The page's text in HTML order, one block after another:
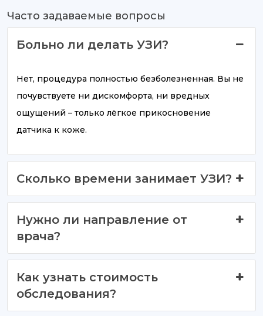
Часто задаваемые вопросы
Больно ли делать УЗИ?
Нет, процедура полностью безболезненная. Вы не
почувствуете ни дискомфорта, ни вредных
ощущений – только лёгкое прикосновение
датчика к коже.
Сколько времени занимает УЗИ?
Нужно ли направление от
врача?
Как узнать стоимость
обследования?